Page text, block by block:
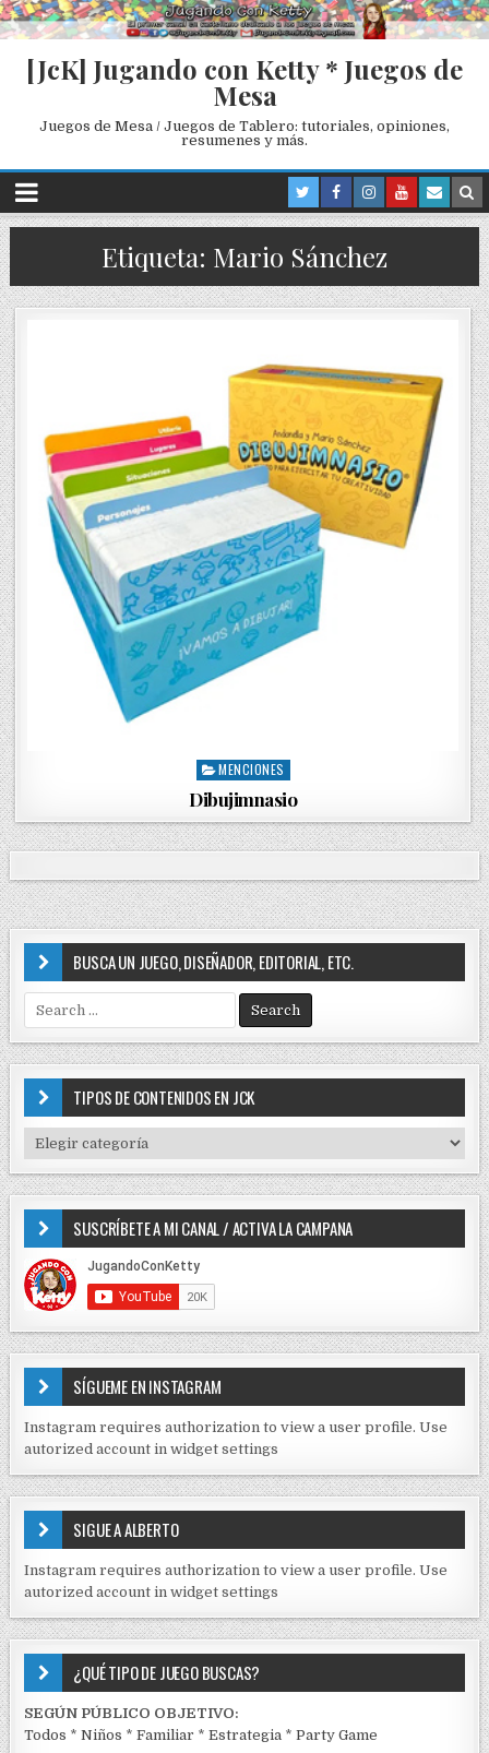
[JcK] Jugando con Ketty * Juegos de
Mesa
Juegos de Mesa / Juegos de Tablero: tutoriales, opiniones,
resumenes y más.
Etiqueta: Mario Sánchez
P
o
t
e
d
i
n
MENCIONES
Dibujimnasio
BUSCA UN JUEGO, DISEÑADOR, EDITORIAL, ETC.
e
a
r
f
r
:
TIPOS DE CONTENIDOS EN JCK
I
P
D
E
C
O
N
T
I
D
S
E
J
C
K
SUSCRÍBETE A MI CANAL / ACTIVA LA CAMPANA
SÍGUEME EN INSTAGRAM
Instagram requires authorization to view a user profile. Use
autorized account in widget settings
SIGUE A ALBERTO
Instagram requires authorization to view a user profile. Use
autorized account in widget settings
¿QUÉ TIPO DE JUEGO BUSCAS?
SEGÚN PÚBLICO OBJETIVO:
Todos *Niños *Familiar *Estrategia *Party Game